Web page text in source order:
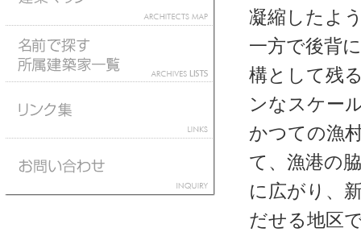
凝縮したよ
一方で後背
構として残
ンなスケー
かつての漁
て、漁港の
に広がり、
だせる地区